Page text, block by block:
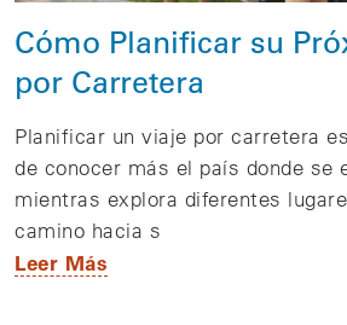
Cómo Planificar su
por Carretera
Planificar un viaje por carretera
de conocer más el país donde se
mientras explora diferentes
camino hacia s
Leer Más